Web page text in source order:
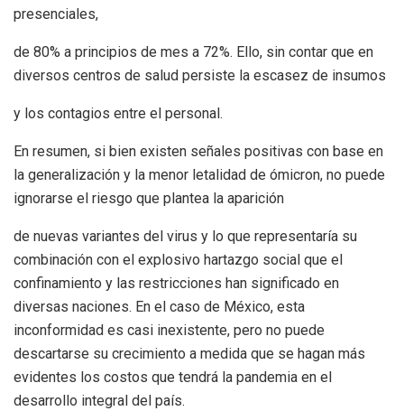
presenciales,
de 80% a principios de mes a 72%. Ello, sin contar que en
diversos centros de salud persiste la escasez de insumos
y los contagios entre el personal.
En resumen, si bien existen señales positivas con base en
la generalización y la menor letalidad de ómicron, no puede
ignorarse el riesgo que plantea la aparición
de nuevas variantes del virus y lo que representaría su
combinación con el explosivo hartazgo social que el
confinamiento y las restricciones han significado en
diversas naciones. En el caso de México, esta
inconformidad es casi inexistente, pero no puede
descartarse su crecimiento a medida que se hagan más
evidentes los costos que tendrá la pandemia en el
desarrollo integral del país.